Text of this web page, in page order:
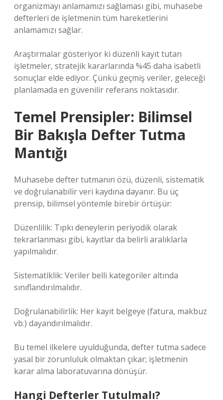
organizmayı anlamamızı sağlaması gibi, muhasebe
defterleri de işletmenin tüm hareketlerini
anlamamızı sağlar.
Araştırmalar gösteriyor ki düzenli kayıt tutan
işletmeler, stratejik kararlarında %45 daha isabetli
sonuçlar elde ediyor. Çünkü geçmiş veriler, geleceği
planlamada en güvenilir referans noktasıdır.
Temel Prensipler: Bilimsel
Bir Bakışla Defter Tutma
Mantığı
Muhasebe defter tutmanın özü, düzenli, sistematik
ve doğrulanabilir veri kaydına dayanır. Bu üç
prensip, bilimsel yöntemle birebir örtüşür:
Düzenlilik: Tıpkı deneylerin periyodik olarak
tekrarlanması gibi, kayıtlar da belirli aralıklarla
yapılmalıdır.
Sistematiklik: Veriler belli kategoriler altında
sınıflandırılmalıdır.
Doğrulanabilirlik: Her kayıt belgeye (fatura, makbuz
vb.) dayandırılmalıdır.
Bu temel ilkelere uyulduğunda, defter tutma sadece
yasal bir zorunluluk olmaktan çıkar; işletmenin
karar alma laboratuvarına dönüşür.
Hangi Defterler Tutulmalı?